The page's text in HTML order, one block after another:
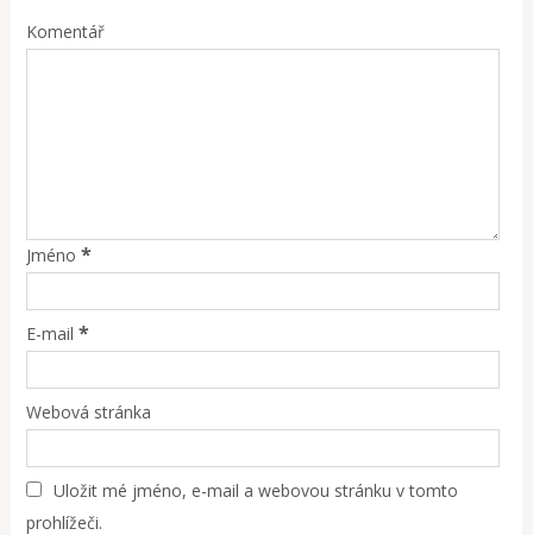
Komentář
Jméno *
E-mail *
Webová stránka
Uložit mé jméno, e-mail a webovou stránku v tomto
prohlížeči.